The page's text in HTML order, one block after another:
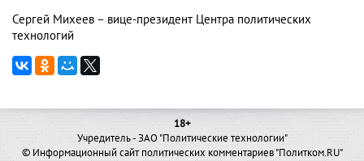
Сергей Михеев – вице-президент Центра политических
технологий
18+
Учредитель - ЗАО "Политические технологии"
© Информационный сайт политических комментариев "Политком.RU"